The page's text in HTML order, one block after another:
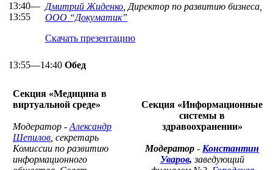
13:40—
13:55
Дмитрий Жиденко , Директор по развитию бизнеса,
ООО “Докуматик”
Скачать презентацию
13:55—14:40 Обед
Секция «Медицина в
виртуальной среде»
Модератор - Александр
Шепилов , секретарь
Комиссии по развитию
информационного
Секция «Информационные
системы в
здравоохранении»
Модератор - Константин
Уваров,заведующий